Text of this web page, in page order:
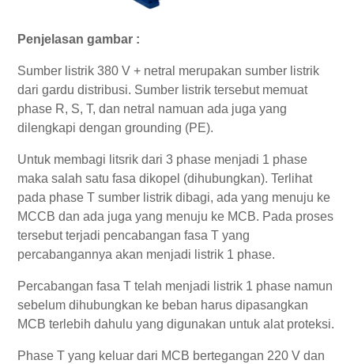
Penjelasan gambar :
Sumber listrik 380 V + netral merupakan sumber listrik
dari gardu distribusi. Sumber listrik tersebut memuat
phase R, S, T, dan netral namuan ada juga yang
dilengkapi dengan grounding (PE).
Untuk membagi litsrik dari 3 phase menjadi 1 phase
maka salah satu fasa dikopel (dihubungkan). Terlihat
pada phase T sumber listrik dibagi, ada yang menuju ke
MCCB dan ada juga yang menuju ke MCB. Pada proses
tersebut terjadi pencabangan fasa T yang
percabangannya akan menjadi listrik 1 phase.
Percabangan fasa T telah menjadi listrik 1 phase namun
sebelum dihubungkan ke beban harus dipasangkan
MCB terlebih dahulu yang digunakan untuk alat proteksi.
Phase T yang keluar dari MCB bertegangan 220 V dan